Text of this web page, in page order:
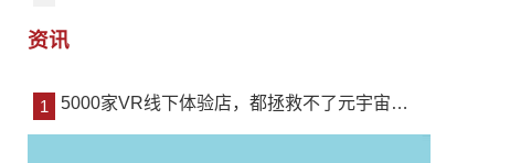
资讯
5000家VR线下体验店，都拯救不了元宇宙？|天天热消息